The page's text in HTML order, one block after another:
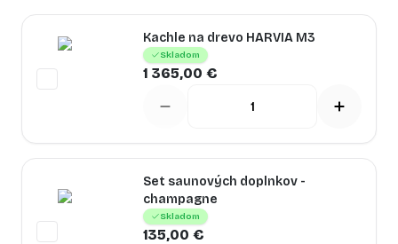
Kachle na drevo HARVIA M3
Skladom
1 365,00 €
Set saunových doplnkov -
champagne
Skladom
135,00 €